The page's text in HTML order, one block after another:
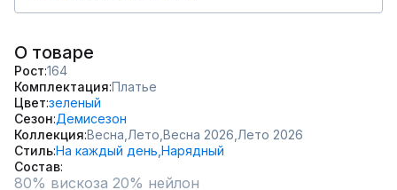
О товаре
Рост 164
Комплектация Платье
Цвет зеленый
Сезон Демисезон
Коллекция Весна, Лето, Весна 2026, Лето 2026
СтильНа каждый день, Нарядный
Состав